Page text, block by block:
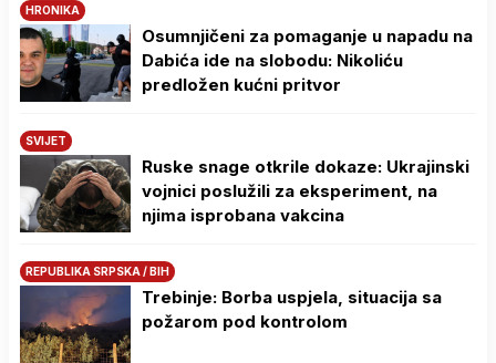
HRONIKA
Osumnjičeni za pomaganje u napadu na
Dabića ide na slobodu: Nikoliću
predložen kućni pritvor
SVIJET
Ruske snage otkrile dokaze: Ukrajinski
vojnici poslužili za eksperiment, na
njima isprobana vakcina
REPUBLIKA SRPSKA / BIH
Trebinje: Borba uspjela, situacija sa
požarom pod kontrolom